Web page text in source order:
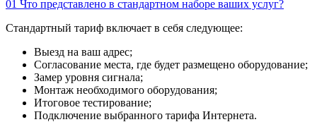
01 Что представлено в стандартном наборе ваших услуг?
Стандартный тариф включает в себя следующее:
Выезд на ваш адрес;
Согласование места, где будет размещено оборудование;
Замер уровня сигнала;
Монтаж необходимого оборудования;
Итоговое тестирование;
Подключение выбранного тарифа Интернета.